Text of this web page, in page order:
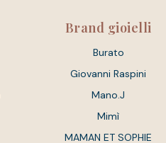
Brand gioielli
Burato
Giovanni Raspini
Mano.J
Mimì
MAMAN ET SOPHIE